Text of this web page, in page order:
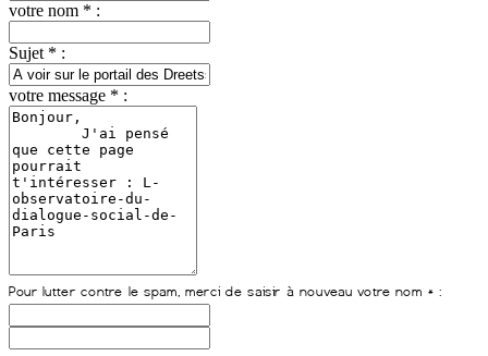
votre nom * :
Sujet * :
votre message * :